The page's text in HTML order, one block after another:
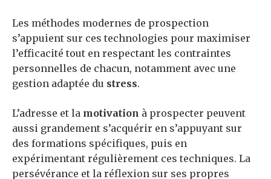
Les méthodes modernes de prospection
s’appuient sur ces technologies pour maximiser
l’efficacité tout en respectant les contraintes
personnelles de chacun, notamment avec une
gestion adaptée du stress.
L’adresse et la motivation à prospecter peuvent
aussi grandement s’acquérir en s’appuyant sur
des formations spécifiques, puis en
expérimentant régulièrement ces techniques. La
persévérance et la réflexion sur ses propres